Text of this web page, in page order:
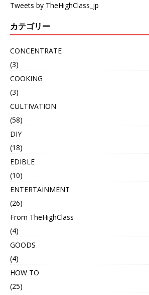
Tweets by TheHighClass_jp
カテゴリー
CONCENTRATE
(3)
COOKING
(3)
CULTIVATION
(58)
DIY
(18)
EDIBLE
(10)
ENTERTAINMENT
(26)
From TheHighClass
(4)
GOODS
(4)
HOW TO
(25)